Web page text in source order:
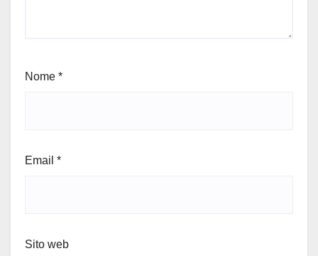
Nome *
Email *
Sito web